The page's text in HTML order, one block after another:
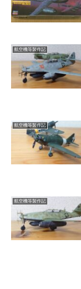
航空機等製作記
航空機等製作記
航空機等製作記